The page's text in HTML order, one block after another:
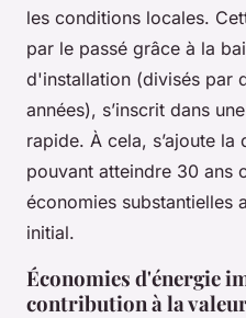
les conditions locales.
par le passé grâce à la
d'installation (divisés par
années), s’inscrit dans
rapide. À cela, s’ajoute
pouvant atteindre 30 ans
économies substantielles
initial.
Économies d'énergie
contribution à la